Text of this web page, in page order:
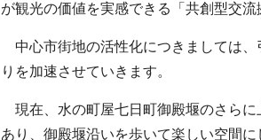
が観光の価値を実感できる「共創型交
中心市街地の活性化につきましては、
りを加速させていきます。
現在、水の町屋七日町御殿堰のさらに
あり、御殿堰沿いを歩いて楽しい空間に